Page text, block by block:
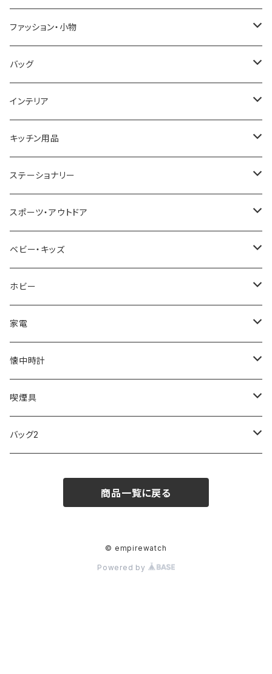
GRANDEUR
COGU
GAGA MILANO
CACTUS
TIMEX
NIXON
AVALANCHE
ORIENT
ZEPPELIN
SKAGEN
FOOTBALL WATCHES
ARCA FUTURA
LACOSTE
DIESEL
MICHAEL KORS
NO BRAND
DUCT
TRANSNUMBER
SAAMA HOMME
ARNOLD PALMER
MICHAEL KORS
DIESEL
ALV
Merge
ETTINGER
COACH
BVLGARI
VANQUISH
GUCCI
TIFFANY&CO
FOLLI FOLLIE
POLICE
PAUL HEWITT
22designstudio
BOTTEGA VENETA
EMPORIO ARMANI
CALVIN KLEIN
DANIEL WELLINGTON
SWAROVSKI
VIVIENNE WESTWOOD
ファッション・小物
DAKS
栃木レザー
NIKE
DUNHILL
NEWYORKER
OROBIANCO
Ellese
COLEMAN
MONTBLANC
Fashion Accessory Cllection
ISLAND
バッグ
MANHATTAN PORTAGE
United HOMME
RODANIA
BEAMZSQUARE
BLAZER CLUB
ANDY HAWARD
G GUSTO
GULLWING
LESPORTSAC
PRADA
インテリア
CRYSTOCRAFT
SEIKO
CITIZEN
BRAUN
RHYTHM
BLOSSOM
MONDAINE
MAWA
その他
キッチン用品
I'mD
Helios
VALENTINO VISCANI
ステーショナリー
LAMY
WATERMAN
PARKER
PELIKAN
CROSS
MONTBLANC
SWAROVSKI
スポーツ・アウトドア
Trangia
Barebones
FEUERHAND
CASIO
ベビー・キッズ
ふわりぃ
ERGO BABY
ホビー
その他
AMOS
OMMIX
COACH
家電
CREATE
TORAY
OMRON
SPICE OF LIFE
懐中時計
MONDAINE
喫煙具
ZIPPO
TSUBOTA PEARL
バッグ2
商品一覧に戻る
© empirewatch
Powered by